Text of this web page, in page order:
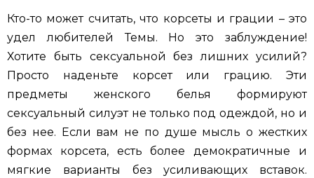
Кто-то может считать, что корсеты и грации – это
удел любителей Темы. Но это заблуждение!
Хотите быть сексуальной без лишних усилий?
Просто наденьте корсет или грацию. Эти
предметы женского белья формируют
сексуальный силуэт не только под одеждой, но и
без нее. Если вам не по душе мысль о жестких
формах корсета, есть более демократичные и
мягкие варианты без усиливающих вставок.